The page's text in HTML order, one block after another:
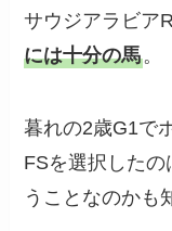
サウジアラビア
には十分の馬。
暮れの2歳G1で
FSを選択した
うことなのかも